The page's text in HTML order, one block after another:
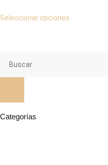
Seleccionar opciones
Categorías